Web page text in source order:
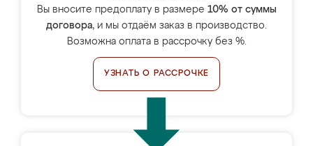
Вы вносите предоплату в размере 10% от суммы
договора, и мы отдаём заказ в производство.
Возможна оплата в рассрочку без %.
УЗНАТЬ О РАССРОЧКЕ